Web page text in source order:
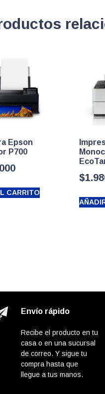
Epson
P700
CARRITO
$
Envío rápido
Recibe el producto en tu
casa o en una sucursal
de correo. Y sigue tu
compra hasta que
llegue a tus manos.